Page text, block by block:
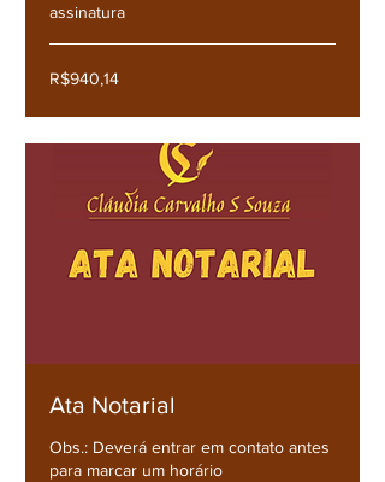
assinatura
R$940,14
R$940,14
Ata Notarial
Obs.: Deverá entrar em contato antes
para marcar um horário